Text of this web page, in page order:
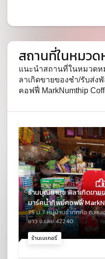
สถานที่ในหมว
แนะนำสถานที่ในหมวด
ลาเกิดขายของชำ/รับส่ง
คอฟฟี่ MarkNumthip
ร้านเบเกอรี่
ร้านบุณยานุช พิลาเกิดขา
มาร์คน้ำทิพย์คอฟฟี่
75 ม.7 หมู่บ้านซำกกค้อ ถ.ห
ขาว จ.เลย 42240